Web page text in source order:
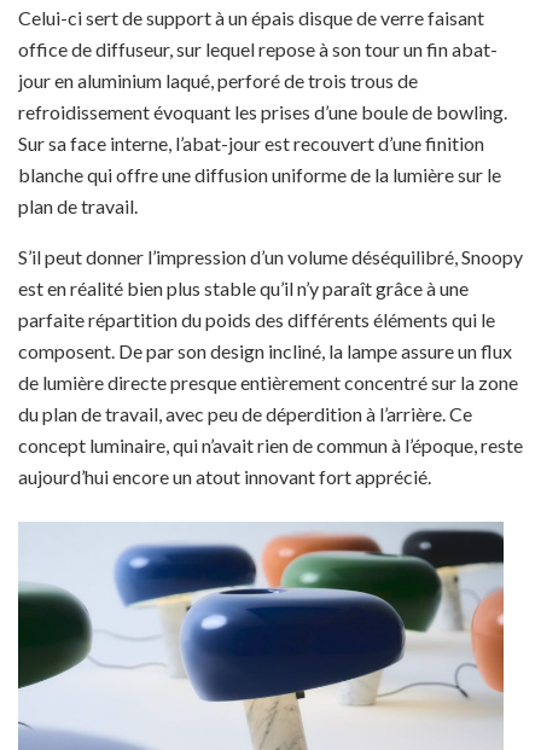
Celui-ci sert de support à un épais disque de verre faisant
office de diffuseur, sur lequel repose à son tour un fin abat-
jour en aluminium laqué, perforé de trois trous de
refroidissement évoquant les prises d’une boule de bowling.
Sur sa face interne, l’abat-jour est recouvert d’une finition
blanche qui offre une diffusion uniforme de la lumière sur le
plan de travail.
S’il peut donner l’impression d’un volume déséquilibré, Snoopy
est en réalité bien plus stable qu’il n’y paraît grâce à une
parfaite répartition du poids des différents éléments qui le
composent. De par son design incliné, la lampe assure un flux
de lumière directe presque entièrement concentré sur la zone
du plan de travail, avec peu de déperdition à l’arrière. Ce
concept luminaire, qui n’avait rien de commun à l’époque, reste
aujourd’hui encore un atout innovant fort apprécié.